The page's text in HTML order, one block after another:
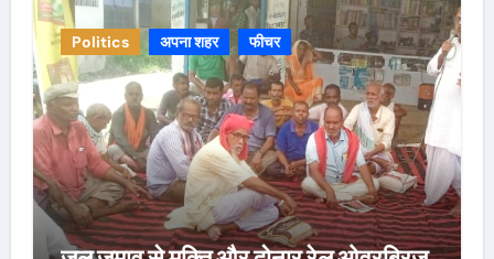
Politics अपना शहर फीचर